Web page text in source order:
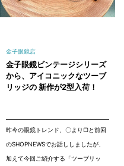
金子眼鏡店
金子眼鏡ビンテージシリーズ
から、アイコニックなツーブ
リッジの 新作が2型入荷！
昨今の眼鏡トレンド、〇より▢と前回
のSHOPNEWSでお話ししましたが、
加えて今回ご紹介する「ツーブリッ